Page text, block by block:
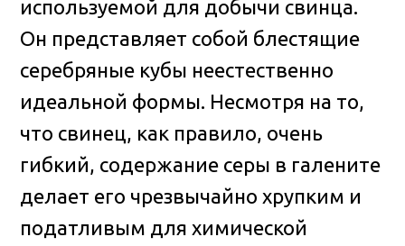
используемой для добычи свинца.
Он представляет собой блестящие
серебряные кубы неестественно
идеальной формы. Несмотря на то,
что свинец, как правило, очень
гибкий, содержание серы в галените
делает его чрезвычайно хрупким и
податливым для химической